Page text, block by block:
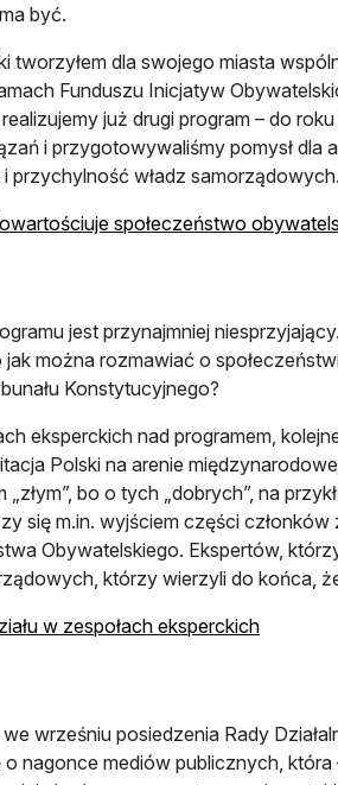
być.
tworzyłem dla swojego miasta
Funduszu Inicjatyw
już drugi program – do
i przygotowywaliśmy pomysł dla
przychylność władz samorządowych.
społeczeństwo
jest przynajmniej
można rozmawiać o
Konstytucyjnego?
eksperckich nad programem,
Polski na arenie
bo o tych „dobrych”, na
się m.in. wyjściem części członków
Obywatelskiego. Ekspertów,
którzy wierzyli do końca,
w zespołach eksperckichotwiera
wrześniu posiedzenia Rady
nagonce mediów publicznych, która